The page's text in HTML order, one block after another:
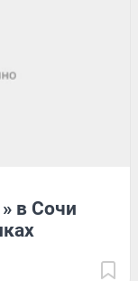
в Сочи